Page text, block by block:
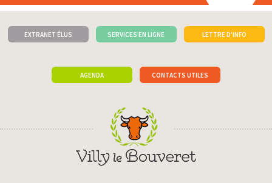
EXTRANET ÉLUS SERVICES EN LIGNE LETTRE D'INFO
AGENDA CONTACTS UTILES